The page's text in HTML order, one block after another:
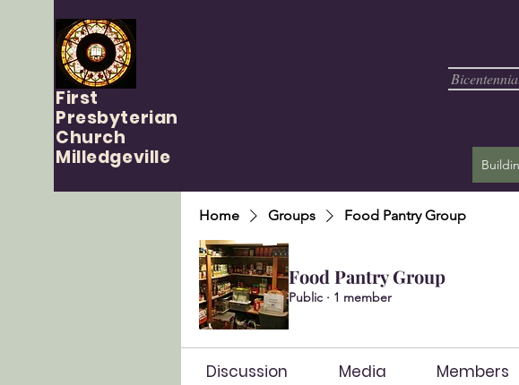
First
Presbyterian
Church
Milledgeville
Home Groups Food Pantry Group
Food Pantry Group
Public · 1 member
Discussion Media Members